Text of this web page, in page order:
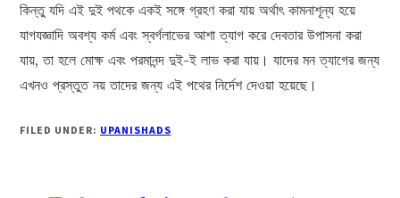
কিন্তু যদি এই দুই পথকে একই সঙ্গে গ্রহণ করা যায় অর্থাৎ কামনাশূন্য হয়ে
যাগযজ্ঞাদি অবশ্য কর্ম এবং স্বর্গলাভের আশা ত্যাগ করে দেবতার উপাসনা করা
যায়, তা হলে মোক্ষ এবং পরমানন্দ দুই-ই লাভ করা যায়। যাদের মন ত্যাগের জন্য
এখনও প্রস্তুত নয় তাদের জন্য এই পথের নির্দেশ দেওয়া হয়েছে।
FILED UNDER: UPANISHADS